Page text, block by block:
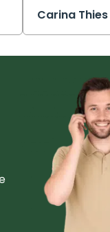
Carina Thies